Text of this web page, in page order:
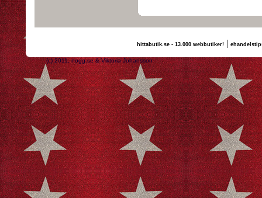
hittabutik.se - 13.000 webbutiker!|
(c) 2011, nogg.se & Viktoria Johansson